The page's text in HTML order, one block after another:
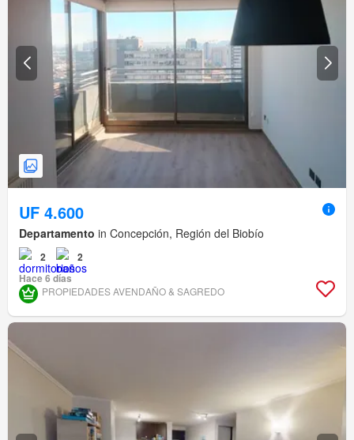
UF 4.600
Departamento in Concepción, Región del Biobío
2
2
Hace 6 días
PROPIEDADES AVENDAÑO & SAGREDO